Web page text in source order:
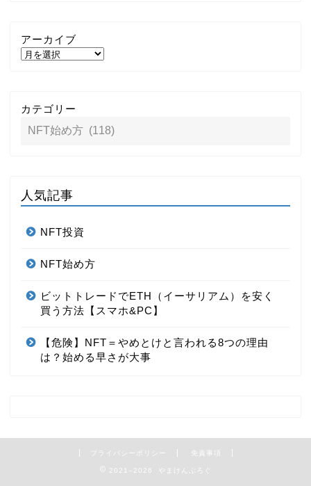
アーカイブ
カテゴリー
人気記事
NFT投資
NFT始め方
ビットトレードでETH（イーサリアム）を安く
買う方法【スマホ&PC】
【危険】NFT＝やめとけと言われる8つの理由
は？始める早さが大事
プライバシーポリシー 免責事項
2021–2026 やまけんぶろぐ